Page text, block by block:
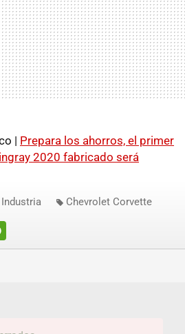
| Prepara los ahorros, el primer
2020 fabricado será
Industria Chevrolet Corvette